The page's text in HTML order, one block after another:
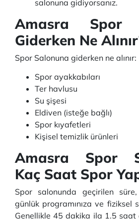
salonuna gidiyorsanız.
Amasra Spor
Giderken Ne
Spor Salonuna giderken ne alınır:
Spor ayakkabıları
Ter havlusu
Su şişesi
Eldiven (isteğe bağlı)
Spor kıyafetleri
Kişisel temizlik ürünleri
Amasra Spor
Kaç Saat Spor
Spor salonunda geçirilen
günlük programınıza ve fiziksel
Genellikle 45 dakika ila 1.5 saat